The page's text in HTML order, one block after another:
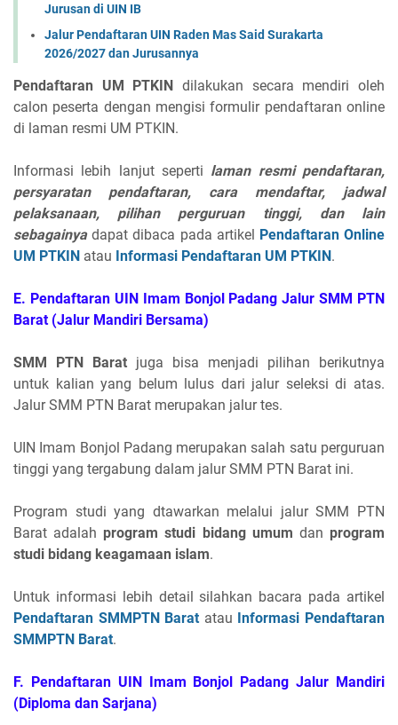
Jurusan di UIN IB
Jalur Pendaftaran UIN Raden Mas Said Surakarta
2026/2027 dan Jurusannya
Pendaftaran UM PTKIN dilakukan secara mendiri oleh
calon peserta dengan mengisi formulir pendaftaran online
di laman resmi UM PTKIN.
Informasi lebih lanjut seperti laman resmi pendaftaran,
persyaratan pendaftaran, cara mendaftar, jadwal
pelaksanaan, pilihan perguruan tinggi, dan lain
sebagainyadapat dibaca pada artikel Pendaftaran Online
UM PTKIN atau Informasi Pendaftaran UM PTKIN.
E. Pendaftaran UIN Imam Bonjol Padang Jalur SMM PTN
Barat (Jalur Mandiri Bersama)
SMM PTN Barat juga bisa menjadi pilihan berikutnya
untuk kalian yang belum lulus dari jalur seleksi di atas.
Jalur SMM PTN Barat merupakan jalur tes.
UIN Imam Bonjol Padang merupakan salah satu perguruan
tinggi yang tergabung dalam jalur SMM PTN Barat ini.
Program studi yang dtawarkan melalui jalur SMM PTN
Barat adalah program studi bidang umum dan program
studi bidang keagamaan islam.
Untuk informasi lebih detail silahkan bacara pada artikel
Pendaftaran SMMPTN Barat atau Informasi Pendaftaran
SMMPTN Barat.
F. Pendaftaran UIN Imam Bonjol Padang Jalur Mandiri
(Diploma dan Sarjana)